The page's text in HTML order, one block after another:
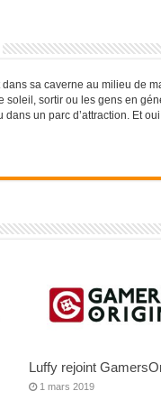
dans sa caverne au milieu de
soleil, sortir ou les gens en
dans un parc d’attraction. Et
Luffy rejoint
1 mars 2019